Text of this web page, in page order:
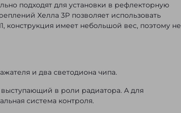
подходят для установки в рефлекторную
Хелла 3Р позволяет использовать
конструкция имеет небольшой вес, поэтому не
и два светодиона чипа.
в роли радиатора. А для
система контроля.